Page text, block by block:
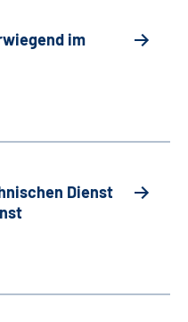
im
Dienst